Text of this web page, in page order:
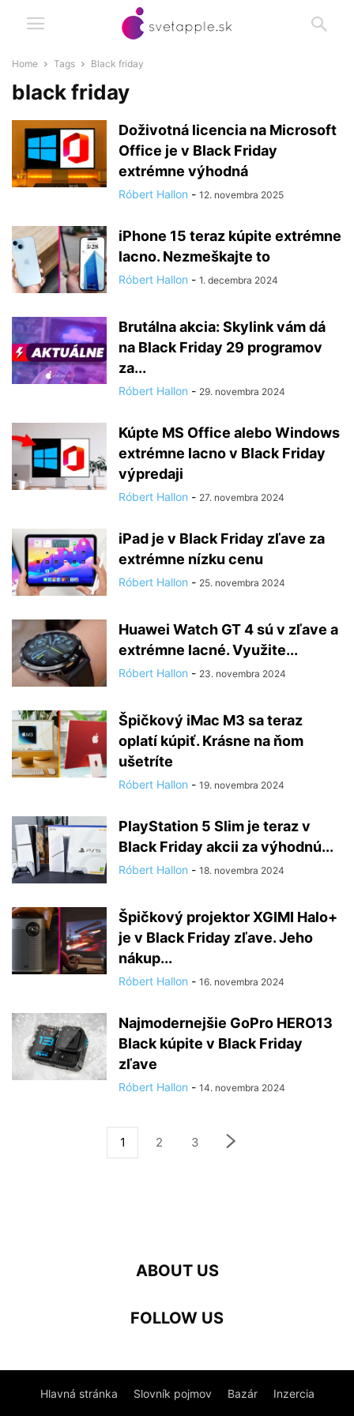
Home Tags Black friday
black friday
Doživotná licencia na Microsoft
Office je v Black Friday
extrémne výhodná
Róbert Hallon - 12. novembra 2025
iPhone 15 teraz kúpite extrémne
lacno. Nezmeškajte to
Róbert Hallon - 1. decembra 2024
Brutálna akcia: Skylink vám dá
na Black Friday 29 programov
za...
Róbert Hallon - 29. novembra 2024
Kúpte MS Office alebo Windows
extrémne lacno v Black Friday
výpredaji
Róbert Hallon - 27. novembra 2024
iPad je v Black Friday zľave za
extrémne nízku cenu
Róbert Hallon - 25. novembra 2024
Huawei Watch GT 4 sú v zľave a
extrémne lacné. Využite...
Róbert Hallon - 23. novembra 2024
Špičkový iMac M3 sa teraz
oplatí kúpiť. Krásne na ňom
ušetríte
Róbert Hallon - 19. novembra 2024
PlayStation 5 Slim je teraz v
Black Friday akcii za výhodnú...
Róbert Hallon - 18. novembra 2024
Špičkový projektor XGIMI Halo+
je v Black Friday zľave. Jeho
nákup...
Róbert Hallon - 16. novembra 2024
Najmodernejšie GoPro HERO13
Black kúpite v Black Friday
zľave
Róbert Hallon - 14. novembra 2024
1 2 3
ABOUT US
FOLLOW US
Hlavná stránka Slovník pojmov Bazár Inzercia